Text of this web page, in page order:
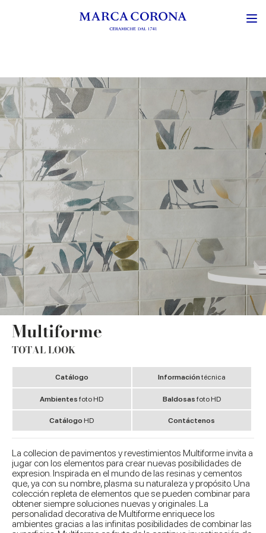
Multiforme
TOTAL LOOK
Catálogo Informacióntécnica
Ambientesfoto HD Baldosas foto HD
Catálogo HD Contáctenos
La collecion de pavimentos y revestimientos Multiforme invita a
jugar con los elementos para crear nuevas posibilidades de
expresion. Inspirada en el mundo de las resinas y cementos
que, ya con su nombre, plasma su naturaleza y propósito. Una
colección repleta de elementos que se pueden combinar para
obtener siempre soluciones nuevas y originales. La
personalidad decorativa de Multiforme enriquece los
ambientes gracias a las infinitas posibilidades de combinar las